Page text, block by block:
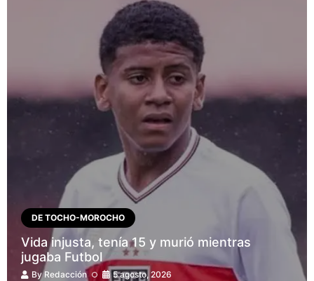
DE TOCHO-MOROCHO
Vida injusta, tenía 15 y murió mientras
jugaba Futbol
ByRedacción 5 agosto, 2026